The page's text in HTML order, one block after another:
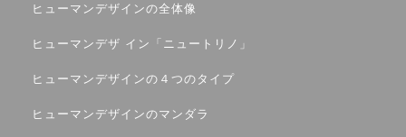
ヒューマンデザインの全体像
ヒューマンデザ イン「ニュートリノ」
ヒューマンデザインの４つのタイプ
ヒューマンデザインのマンダラ